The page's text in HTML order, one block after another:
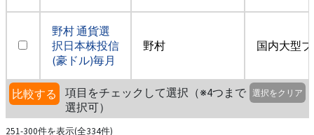
野村 通貨選
択日本株投信
(豪ドル)毎月
野村 国内大型
比較する
項目をチェックして選択（※4つまで
選択可）
選択をクリア
251-300件を表示(全334件)